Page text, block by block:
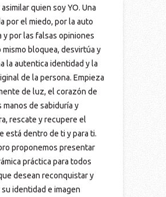
quien soy YO. Una
por el miedo, por la auto
y por las falsas opiniones
mismo bloquea, desvirtúa y
la autentica identidad y la
de la persona. Empieza
de luz, el corazón de
manos de sabiduría y
rescate y recupere el
está dentro de ti y para ti.
proponemos presentar
práctica para todos
desean reconquistar y
identidad e imagen